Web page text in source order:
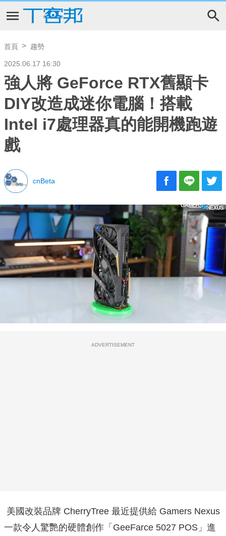
首頁 趨勢
2025.06.17 16:30
強人將 GeForce RTX舊顯卡
DIY改造成迷你電腦！搭載
Intel i7處理器真的能開機跑遊
戲
cnBeta
ADVERTISEMENT
美國改裝品牌 CherryTree 最近提供給 Gamers Nexus
一款令人驚艷的硬體創作「GeeFarce 5027 POS」進